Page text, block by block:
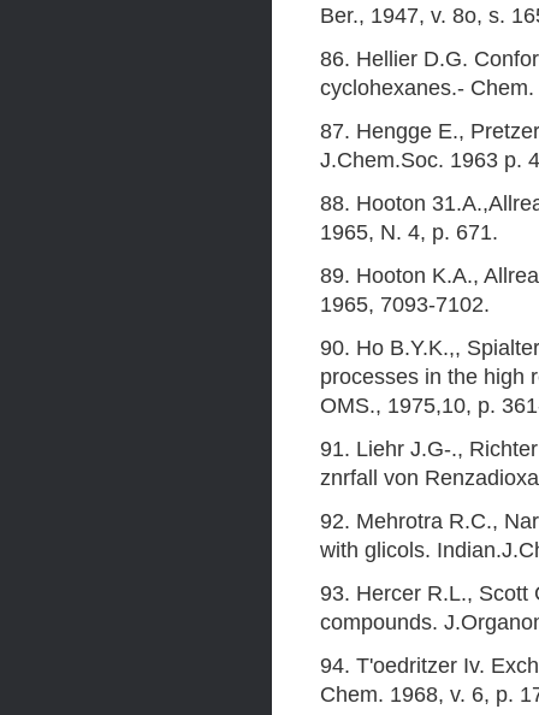
Ber., 1947, v. 8o, s.
86. Hellier D.G.
cyclohexanes.-
87. Hengge E.,
J.Chem.Soc. 1963 p.
88. Hooton
1965, N. 4, p. 671.
89. Hooton K.A.,
1965, 7093-7102.
90. Ho B.Y.K.,,
processes in the high
OMS., 1975,10, p.
91. Liehr J.G-.,
znrfall von
92. Mehrotra R.C.,
with glicols.
93. Hercer R.L., Scott
compounds.
94. T'oedritzer Iv.
Chem. 1968, v. 6, p.